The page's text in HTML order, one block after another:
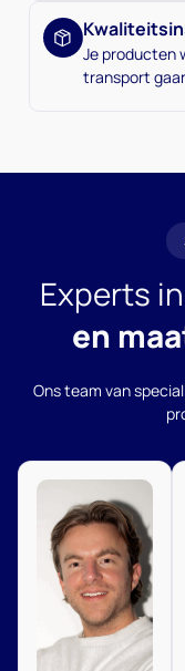
Je producten
transport
Experts in
en
Ons team van